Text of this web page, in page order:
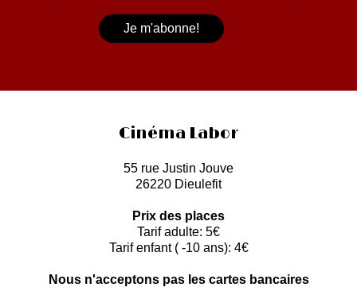
Cinéma Labor
55 rue Justin Jouve
26220 Dieulefit
Prix des places
Tarif adulte: 5€
Tarif enfant ( -10 ans): 4€
Nous n'acceptons pas les cartes bancaires